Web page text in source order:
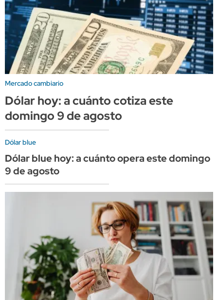
Mercado cambiario
Dólar hoy: a cuánto cotiza este
domingo 9 de agosto
Dólar blue
Dólar blue hoy: a cuánto opera este domingo
9 de agosto